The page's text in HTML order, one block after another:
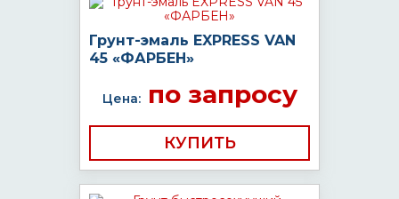
Грунт-эмаль EXPRESS VAN
45 «ФАРБЕН»
Цена:по запросу
КУПИТЬ